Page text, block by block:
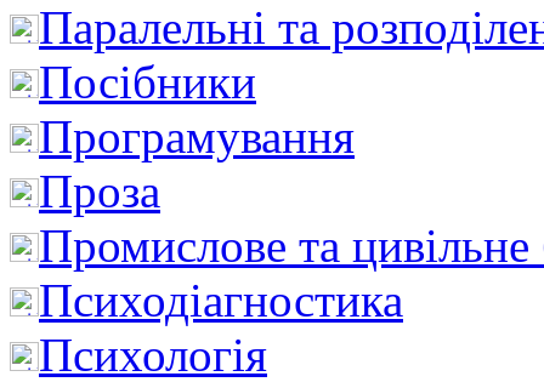
Паралельні та
Посібники
Програмування
Проза
Промислове та цивільне
Психодіагностика
Психологія